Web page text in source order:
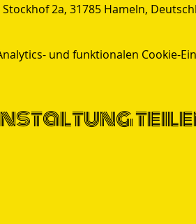
2a, 31785 Hameln,
und funktionalen Cookie-